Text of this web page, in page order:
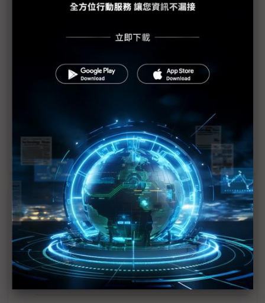
低軌衛星產業蓬勃發展 鐳洋迎多軌衛星通訊趨勢
立方衛星價低彈性大 尚難達供應鏈經濟規模
台廠切入立方衛星 應以酬載為主、製造為輔
立方衛星成長動能强 大廠積極切入產業鏈
近７天熱門報導
MLCC訂單過熱、出貨比創高 村田示警全球AI基
建熱潮將趨緩
2027全年記憶體產能提前售罄 買家「祕而不
宣」只怕買不夠